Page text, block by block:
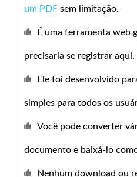
um PDF sem limitação.
É uma ferramenta web
precisaria se registrar aqui.
Ele foi desenvolvido
simples para todos os
Você pode converter
documento e baixá-lo
Nenhum download ou